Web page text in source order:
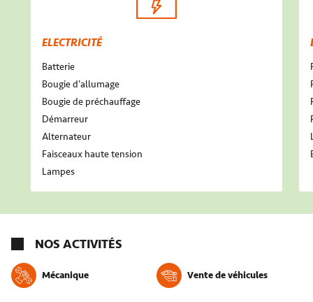
ELECTRICITÉ
Batterie
Bougie d'allumage
Bougie de préchauffage
Démarreur
Alternateur
Faisceaux haute tension
Lampes
NOS ACTIVITÉS
Mécanique Vente de véhicules